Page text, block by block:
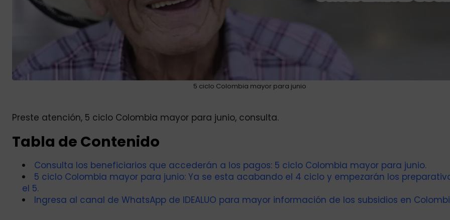
5 ciclo Colombia mayor para junio
Preste atención, 5 ciclo Colombia mayor para junio, consulta.
Tabla de Contenido
Consulta los beneficiarios que accederán a los pagos: 5 ciclo Colombia mayor para junio.
5 ciclo Colombia mayor para junio: Ya se esta acabando el 4 ciclo y empezarán los
el 5.
Ingresa al canal de WhatsApp de IDEALUO para mayor información de los subsidios en